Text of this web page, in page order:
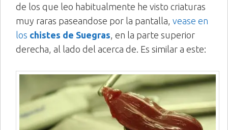
de los que leo habitualmente he visto criaturas
muy raras paseandose por la pantalla, vease en
los chistes de Suegras, en la parte superior
derecha, al lado del acerca de. Es similar a este: